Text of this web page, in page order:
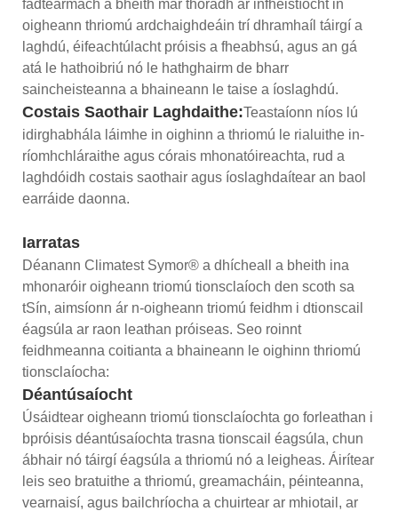
fadtéarmach a bheith mar thoradh ar infheistíocht in
oigheann thriomú ardchaighdeáin trí dhramhaíl táirgí a
laghdú, éifeachtúlacht próisis a fheabhsú, agus an gá
atá le hathoibriú nó le hathghairm de bharr
saincheisteanna a bhaineann le taise a íoslaghdú.
Costais Saothair Laghdaithe:Teastaíonn níos lú
idirghabhála láimhe in oighinn a thriomú le rialuithe in-
ríomhchláraithe agus córais mhonatóireachta, rud a
laghdóidh costais saothair agus íoslaghdaítear an baol
earráide daonna.
Iarratas
Déanann Climatest Symor® a dhícheall a bheith ina
mhonaróir oigheann triomú tionsclaíoch den scoth sa
tSín, aimsíonn ár n-oigheann triomú feidhm i dtionscail
éagsúla ar raon leathan próiseas. Seo roinnt
feidhmeanna coitianta a bhaineann le oighinn thriomú
tionsclaíocha:
Déantúsaíocht
Úsáidtear oigheann triomú tionsclaíochta go forleathan i
bpróisis déantúsaíochta trasna tionscail éagsúla, chun
ábhair nó táirgí éagsúla a thriomú nó a leigheas. Áirítear
leis seo bratuithe a thriomú, greamacháin, péinteanna,
vearnaisí, agus bailchríocha a chuirtear ar mhiotail, ar